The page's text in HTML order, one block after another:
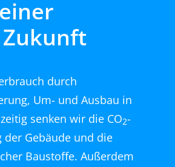
durch
Um- und Ausbau in
senken wir die CO2-
Gebäude und die
Baustoffe. Außerdem